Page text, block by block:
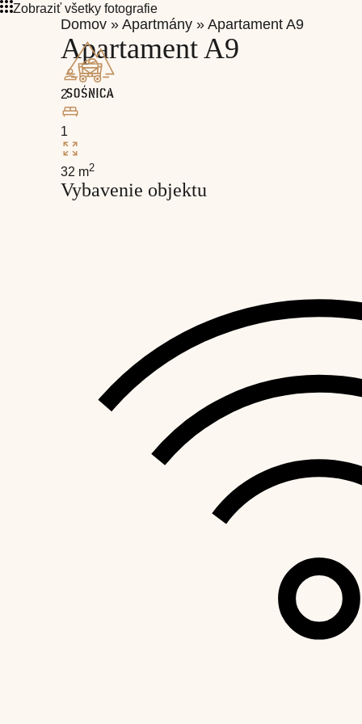
Zobraziť všetky fotografie
Domov » Apartmány » Apartament A9
Apartament A9
2
1
32 m2
Vybavenie objektu